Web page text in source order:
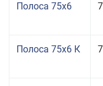
Полоса 75x6
Полоса 75x6 К